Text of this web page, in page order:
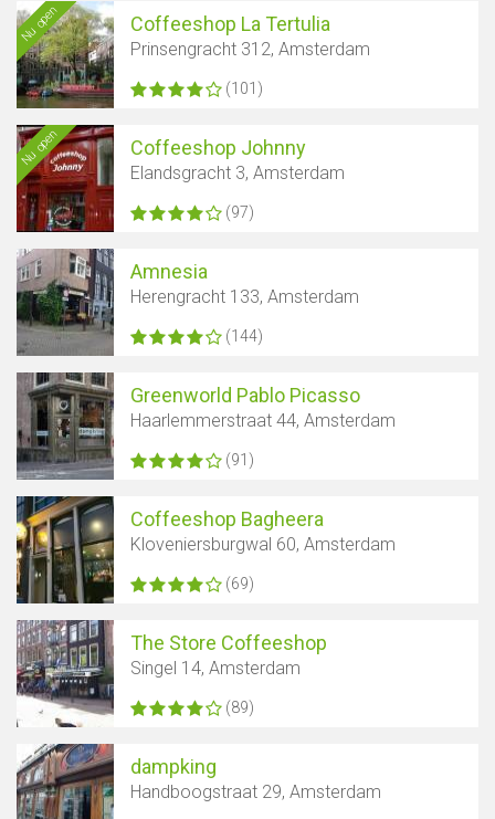
Nu open Coffeeshop La Tertulia
Prinsengracht 312, Amsterdam
(101)
Nu open Coffeeshop Johnny
Elandsgracht 3, Amsterdam
(97)
Amnesia
Herengracht 133, Amsterdam
(144)
Greenworld Pablo Picasso
Haarlemmerstraat 44, Amsterdam
(91)
Coffeeshop Bagheera
Kloveniersburgwal 60, Amsterdam
(69)
The Store Coffeeshop
Singel 14, Amsterdam
(89)
dampking
Handboogstraat 29, Amsterdam